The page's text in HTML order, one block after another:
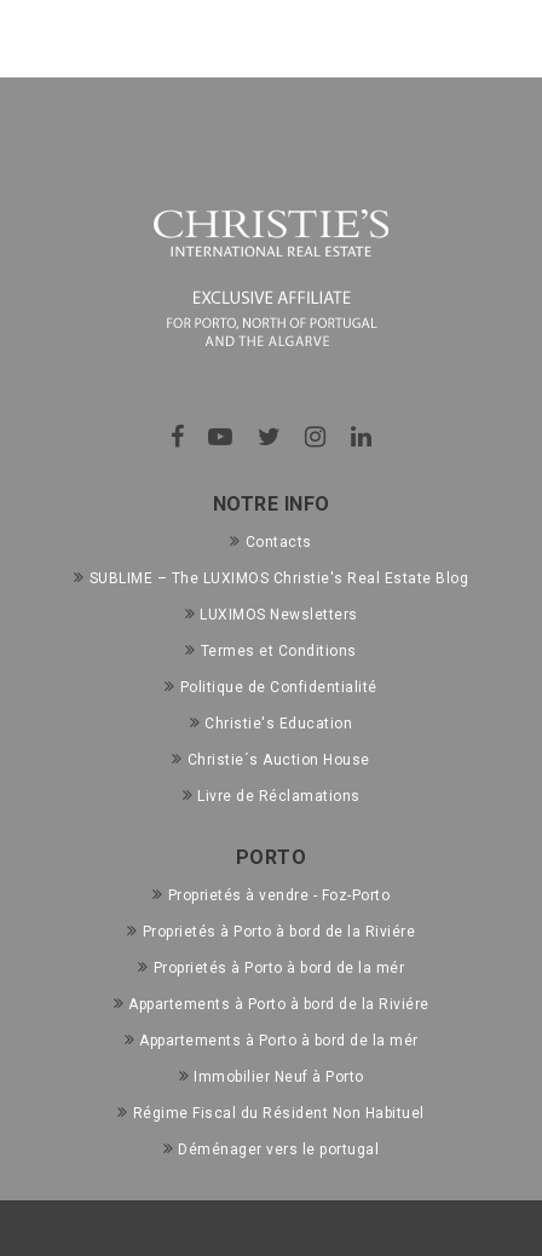
NOTRE INFO
Contacts
SUBLIME – The LUXIMOS Christie's Real Estate Blog
LUXIMOS Newsletters
Termes et Conditions
Politique de Confidentialité
Christie's Education
Christie´s Auction House
Livre de Réclamations
PORTO
Proprietés à vendre - Foz-Porto
Proprietés à Porto à bord de la Riviére
Proprietés à Porto à bord de la mér
Appartements à Porto à bord de la Riviére
Appartements à Porto à bord de la mér
Immobilier Neuf à Porto
Régime Fiscal du Résident Non Habituel
Déménager vers le portugal